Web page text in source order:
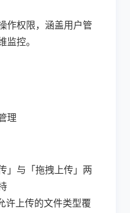
作权限，涵盖用户管
控。
理
」与「拖拽上传」两
许上传的文件类型覆